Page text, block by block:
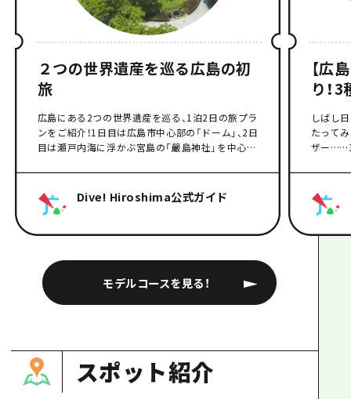
２つの世界遺産を巡る広島の初
旅
広島にある2つの世界遺産を巡る、1泊2日の旅プラ
ンをご紹介！1日目は広島市中心部の「ドーム」、2日
目は瀬戸内海に浮かぶ宮島の「嚴島神社」を中心
れを見れば、あなたも広島に行きたくなること間
違いなし！Dive! Hiroshima公式ガイド
【広
り！
コー
しばし
たって
ザー……3
盛り沢
う！
モデルコースを見る！
スポット紹介